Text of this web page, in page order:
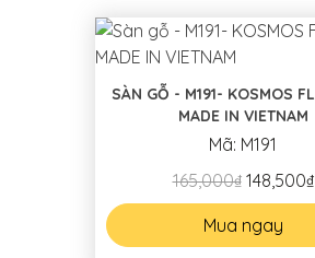
SÀN GỖ - M191- KOSMOS FLORING -
MADE IN VIETNAM
Mã: M191
165,000₫148,500₫
Mua ngay